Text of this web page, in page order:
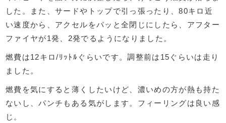
した。また、サードやトップで引っ張ったり、80キロ近
い速度から、アクセルをパッと全閉じにしたら、アフター
ファイヤが1発、2発でるようになりました。
燃費は12キロ/ﾘｯﾄﾙぐらいです。調整前は15ぐらいは走り
ました。
燃費を気にすると薄くしたいけど、濃いめの方が熱も持た
ないし、パンチもある気がします。フィーリングは良い感
じ。